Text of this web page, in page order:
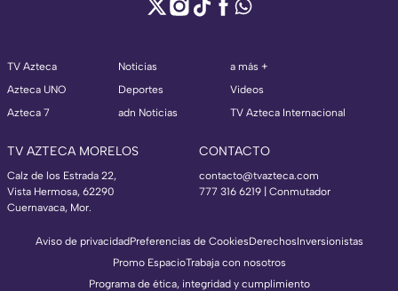
TV Azteca
Azteca UNO
Azteca 7
Noticias
Deportes
adn Noticias
a más +
Videos
TV Azteca Internacional
TV AZTECA MORELOS
Calz de los Estrada 22,
Vista Hermosa, 62290
Cuernavaca, Mor.
CONTACTO
contacto@tvazteca.com
777 316 6219 | Conmutador
Aviso de privacidadPreferencias de CookiesDerechosInversionistas
Promo EspacioTrabaja con nosotros
Programa de ética, integridad y cumplimiento